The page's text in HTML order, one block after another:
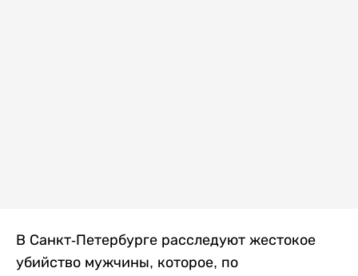
В Санкт-Петербурге расследуют жестокое
убийство мужчины, которое, по